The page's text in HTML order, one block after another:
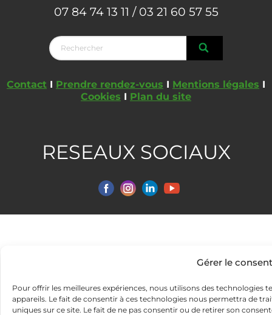
Gérer le
Pour offrir les meilleures expériences, nous utilisons des technologies
appareils. Le fait de consentir à ces technologies nous permettra de
uniques sur ce site. Le fait de ne pas consentir ou de retirer son
07 84 74 13 11 / 03 21 60 57 55
Contact I Prendre rendez-vous I Mentions légales I
Cookies I Plan du site
RESEAUX SOCIAUX